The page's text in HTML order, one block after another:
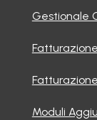
Gestionale
Moduli